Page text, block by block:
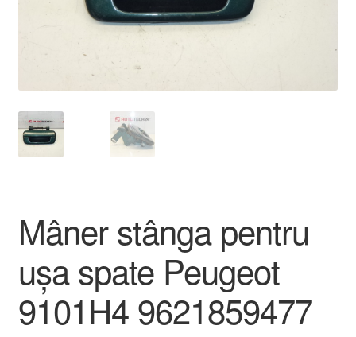
Livrare în toată lumea
Plățile
Procedura de reclamație
Termeni si conditii
Mâner stânga pentru
ușa spate Peugeot
9101H4 9621859477